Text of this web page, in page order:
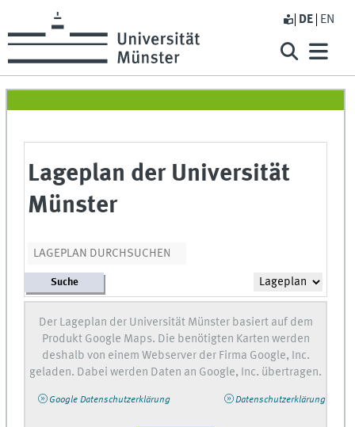
DE EN
Lageplan der Universität
Münster
Suche
Der Lageplan der Universität Münster basiert auf dem
Produkt Google Maps. Die benötigten Karten werden
deshalb von einem Webserver der Firma Google, Inc.
geladen. Dabei werden Daten an Google, Inc. übertragen.
Google Datenschutzerklärung Datenschutzerklärung